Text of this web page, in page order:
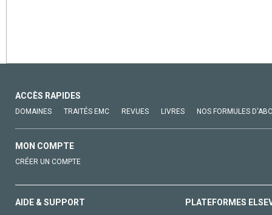
ACCÈS RAPIDES
DOMAINES TRAITÉS EMC REVUES LIVRES NOS FORMULES
MON COMPTE
CRÉER UN COMPTE
AIDE & SUPPORT PLATEFORMES